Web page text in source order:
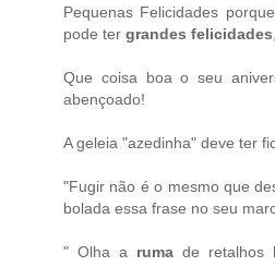
Pequenas Felicidades
pode ter grandes felicidades
Que coisa boa o seu
abençoado!
A geleia "azedinha" deve ter
"Fugir não é o mesmo que
bolada essa frase no seu
" Olha a ruma de retalhos